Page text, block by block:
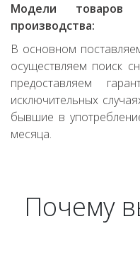
Модели
производства:
В основном
осуществляем поиск
предоставляем
исключительных
бывшие в
месяца.
Почему